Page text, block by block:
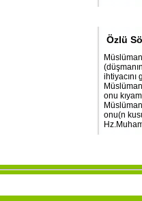
Özlü
ihtiyacını
onu
onu(n